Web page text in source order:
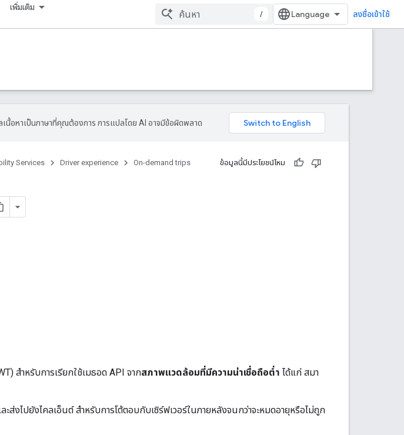
เพิ่มเติม
/ ลงชื่อเข้าใช้
เนื้อหาเป็นภาษาที่คุณต้องการ การแปลโดย AI อาจมีข้อผิดพลาด
Services Driver experience
On-demand trips
ข้อมูลนี้มีประโยชน์ไหม
สำหรับการเรียกใช้เมธอด API จากสภาพแวดล้อมที่มีความน่าเชื่อถือต่ำ ได้แก่ สมา
ะส่งไปยังไคลเอ็นต์ สำหรับการโต้ตอบกับเซิร์ฟเวอร์ในภายหลังจนกว่าจะหมดอายุหรือไม่ถูก